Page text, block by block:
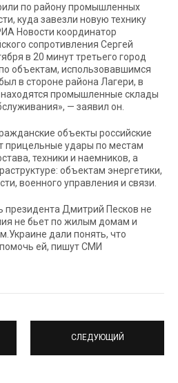
по району промышленных
куда завезли новую технику
Новости координатор
сопротивления Сергей
в 20 минут третьего город
объектам, использовавшимся
в стороне района Лагери, в
промышленные склады
— заявил он.
объекты российские
прицельные удары по местам
техники и наемников, а
объектам энергетики,
военного управления и связи.
президента Дмитрий Песков не
не бьет по жилым домам и
дали понять, что
ей, пишут СМИ
СЛЕДУЮЩИЙ